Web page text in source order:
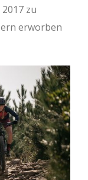
zu
erworben